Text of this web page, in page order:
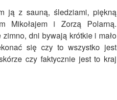
ją z sauną, śledziami, piękną
Mikołajem i Zorzą Polarną.
dni bywają krótkie i mało
się czy to wszystko jest
czy faktycznie jest to kraj